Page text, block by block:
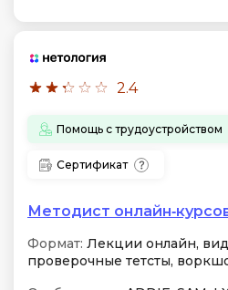
2.4
Помощь с трудоустройством
Сертификат
Методист
Формат: Лекции онлайн,
проверочные тетсты,